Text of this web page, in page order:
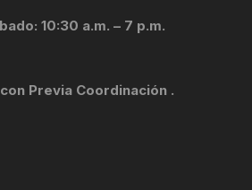
10:30 a.m. – 7 p.m.
Previa Coordinación .